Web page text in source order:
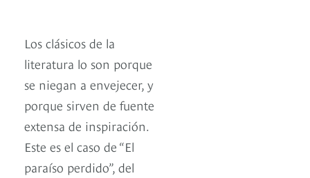
Los clásicos de la
literatura lo son porque
se niegan a envejecer, y
porque sirven de fuente
extensa de inspiración.
Este es el caso de “El
paraíso perdido”, del